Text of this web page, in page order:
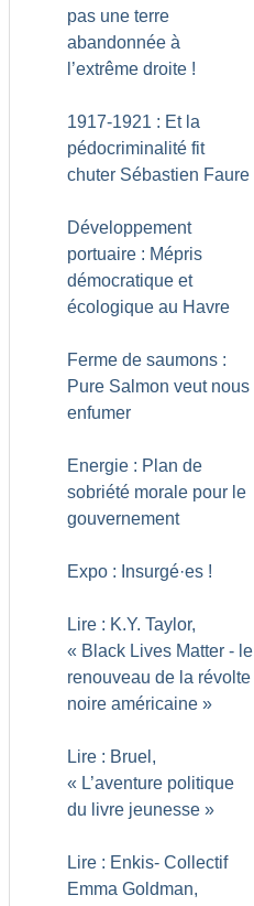
pas une terre
abandonnée à
l’extrême droite !
1917-1921 : Et la
pédocriminalité fit
chuter Sébastien Faure
Développement
portuaire : Mépris
démocratique et
écologique au Havre
Ferme de saumons :
Pure Salmon veut nous
enfumer
Energie : Plan de
sobriété morale pour le
gouvernement
Expo : Insurgé·es !
Lire : K.Y. Taylor,
« Black Lives Matter - le
renouveau de la révolte
noire américaine »
Lire : Bruel,
« L’aventure politique
du livre jeunesse »
Lire : Enkis- Collectif
Emma Goldman,